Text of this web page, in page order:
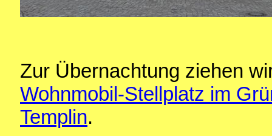
Zur Übernachtung ziehen
Wohnmobil-Stellplatz im
Templin.